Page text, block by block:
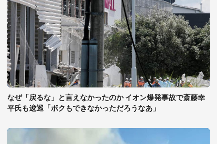
なぜ「戻るな」と言えなかったのか イオン爆発事故で斎藤幸
平氏も逡巡「ボクもできなかっただろうなあ」